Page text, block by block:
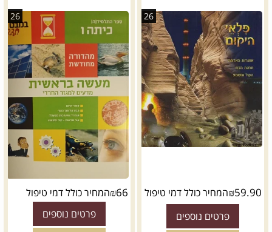
26
₪59.90 המחיר כולל דמי טיפול
פרטים נוספים
26
₪66 המחיר כולל דמי טיפול
פרטים נוספים